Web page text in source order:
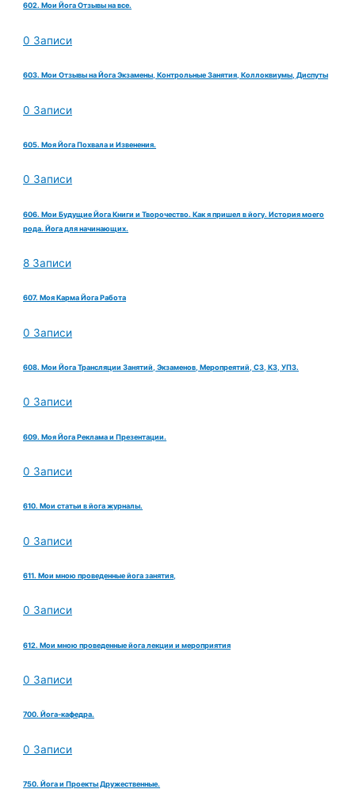
602. Мои Йога Отзывы на все.
0 Записи
603. Мои Отзывы на Йога Экзамены, Контрольные Занятия, Коллоквиумы, Диспуты
0 Записи
605. Моя Йога Похвала и Извенения.
0 Записи
606. Мои Будущие Йога Книги и Творочество. Как я пришел в йогу. История моего
рода. Йога для начинающих.
8 Записи
607. Моя Карма Йога Работа
0 Записи
608. Мои Йога Трансляции Занятий, Экзаменов, Меропреятий, СЗ, КЗ, УПЗ.
0 Записи
609. Моя Йога Реклама и Презентации.
0 Записи
610. Мои статьи в йога журналы.
0 Записи
611. Мои мною проведенные йога занятия,
0 Записи
612. Мои мною проведенные йога лекции и мероприятия
0 Записи
700. Йога-кафедра.
0 Записи
750. Йога и Проекты Дружественные.